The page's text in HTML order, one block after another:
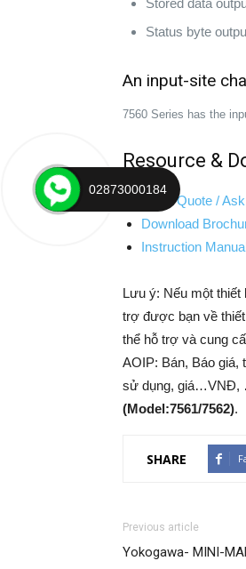
Stored data
Status byte
An input-site
7560 Series has the
Resource &
Get a Quote /
Download
Instruction
Lưu ý: Nếu một thiết
trợ được bạn về thiết
thể hỗ trợ và cung
AOIP: Bán, Báo
sử dụng, giá…VNĐ,
(Model:7561/7562).
SHARE
Previous article
Yokogawa- MINI-
02873000184